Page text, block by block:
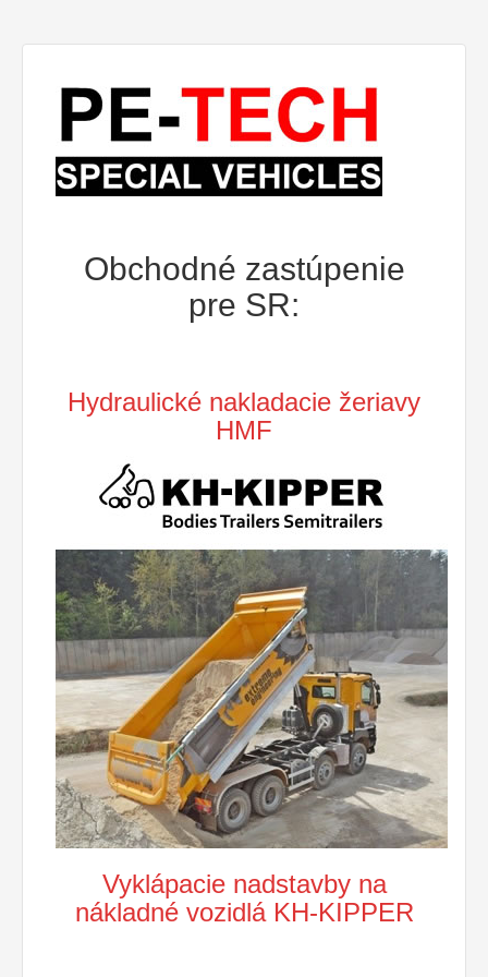
Obchodné zastúpenie
pre SR:
Hydraulické nakladacie žeriavy
HMF
Vyklápacie nadstavby na
nákladné vozidlá KH-KIPPER